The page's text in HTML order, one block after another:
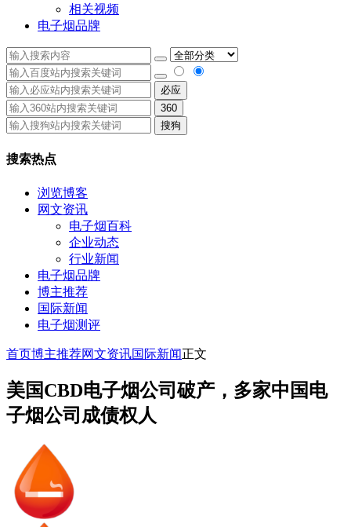
相关视频
电子烟品牌
必应
360
搜狗
搜索热点
浏览博客
网文资讯
电子烟百科
企业动态
行业新闻
电子烟品牌
博主推荐
国际新闻
电子烟测评
首页博主推荐网文资讯国际新闻正文
美国CBD电子烟公司破产，多家中国电
子烟公司成债权人